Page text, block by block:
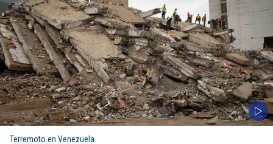
Terremoto en Venezuela